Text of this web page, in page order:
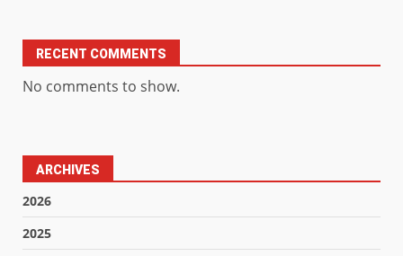
RECENT COMMENTS
No comments to show.
ARCHIVES
2026
2025